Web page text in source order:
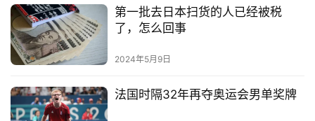
第一批去日本扫货的人已经被税
了，怎么回事
2024年5月9日
法国时隔32年再夺奥运会男单奖牌